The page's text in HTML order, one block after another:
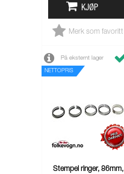
KJØP
Merk som favoritt
NETTOPRIS
På eksternt lager
Stempel ringer, 86mm,